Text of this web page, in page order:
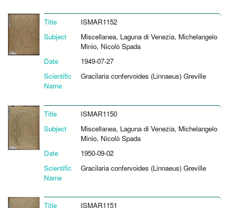
Title
ISMAR1152
Subject
Miscellanea, Laguna di Venezia, Michelangelo
Minio, Nicolò Spada
Date
1949-07-27
Scientific
Name
Gracilaria confervoides (Linnaeus) Greville
Title
ISMAR1150
Subject
Miscellanea, Laguna di Venezia, Michelangelo
Minio, Nicolò Spada
Date
1950-09-02
Scientific
Name
Gracilaria confervoides (Linnaeus) Greville
Title
ISMAR1151